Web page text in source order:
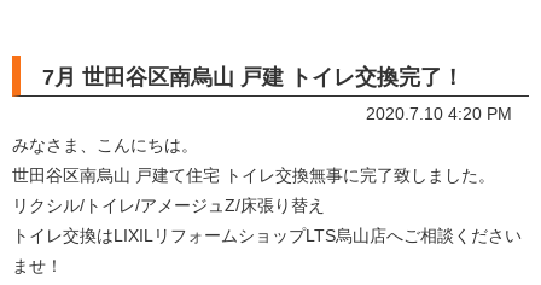
7月 世田谷区南烏山 戸建 トイレ交換完了！
2020.7.10 4:20 PM
みなさま、こんにちは。
世田谷区南烏山 戸建て住宅 トイレ交換無事に完了致しました。
リクシル/トイレ/アメージュZ/床張り替え
トイレ交換はLIXILリフォームショップLTS烏山店へご相談ください
ませ！